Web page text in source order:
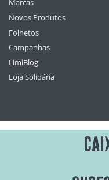
Marcas
Novos Produtos
Folhetos
Campanhas
LimiBlog
Loja Solidária